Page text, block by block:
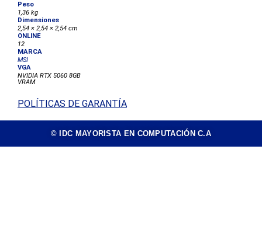
Peso
1,36 kg
Dimensiones
2,54 × 2,54 × 2,54 cm
ONLINE
12
MARCA
MSI
VGA
NVIDIA RTX 5060 8GB
VRAM
POLÍTICAS DE GARANTÍA
© IDC MAYORISTA EN COMPUTACIÓN C.A